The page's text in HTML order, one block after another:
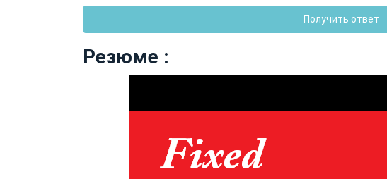
Получить ответ
Резюме :